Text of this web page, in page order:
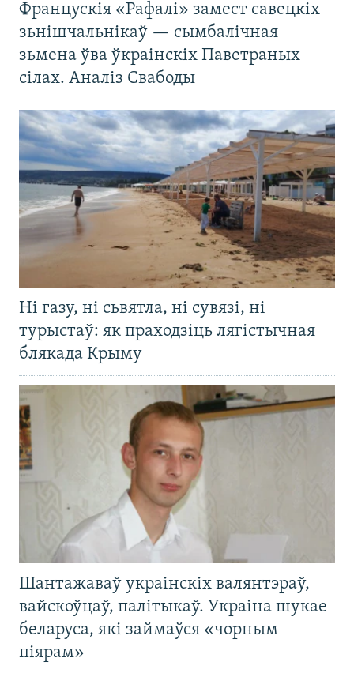
Францускія «Рафалі» замест савецкіх
зьнішчальнікаў — сымбалічная
зьмена ўва ўкраінскіх Паветраных
сілах. Аналіз Свабоды
Ні газу, ні сьвятла, ні сувязі, ні
турыстаў: як праходзіць лягістычная
блякада Крыму
Шантажаваў украінскіх валянтэраў,
вайскоўцаў, палітыкаў. Украіна шукае
беларуса, які займаўся «чорным
піярам»